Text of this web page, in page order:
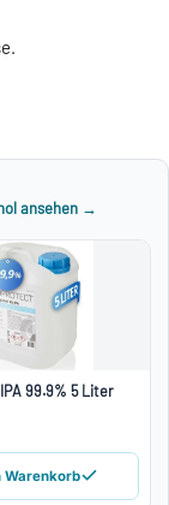
ansehen →
99.9% 5 Liter
Warenkorb